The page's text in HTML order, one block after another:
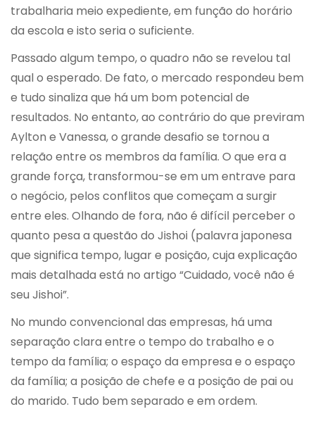
trabalharia meio expediente, em função do horário
da escola e isto seria o suficiente.
Passado algum tempo, o quadro não se revelou tal
qual o esperado. De fato, o mercado respondeu bem
e tudo sinaliza que há um bom potencial de
resultados. No entanto, ao contrário do que previram
Aylton e Vanessa, o grande desafio se tornou a
relação entre os membros da família. O que era a
grande força, transformou-se em um entrave para
o negócio, pelos conflitos que começam a surgir
entre eles. Olhando de fora, não é difícil perceber o
quanto pesa a questão do Jishoi (palavra japonesa
que significa tempo, lugar e posição, cuja explicação
mais detalhada está no artigo “Cuidado, você não é
seu Jishoi”.
No mundo convencional das empresas, há uma
separação clara entre o tempo do trabalho e o
tempo da família; o espaço da empresa e o espaço
da família; a posição de chefe e a posição de pai ou
do marido. Tudo bem separado e em ordem.